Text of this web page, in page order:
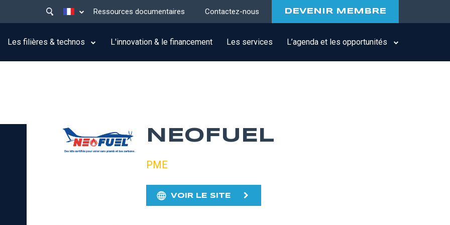
Lister les actions supplémentaires
menu
top
Ressources documentaires Contactez-nous DEVENIR MEMBRE
Les filières & technos L'innovation & le financement Les services L’agenda et les opportunités
NEOFUEL
PME
VOIR LE SITE